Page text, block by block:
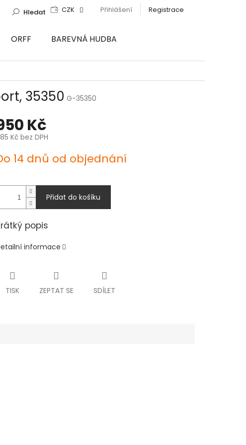
CZK Přihlášení Registrace
Hledat
ORFF
BAREVNÁ HUDBA
35350 G-35350
Kč
Kč bez DPH
14 dnů od objednání
Přidat do košíku
popis
informace
TISK ZEPTAT SE SDÍLET